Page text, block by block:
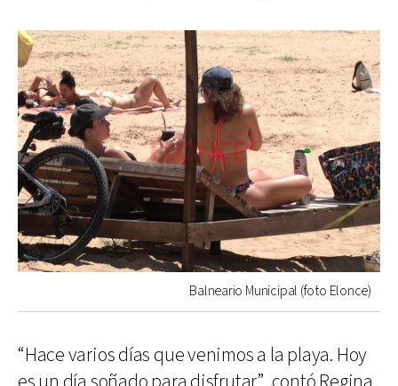
Balneario Municipal (foto Elonce)
“Hace varios días que venimos a la playa. Hoy